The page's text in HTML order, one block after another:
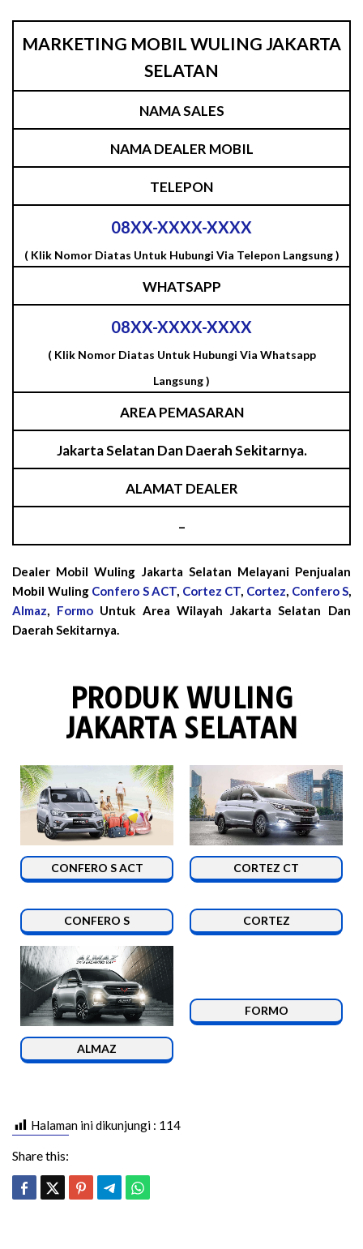
MARKETING MOBIL WULING JAKARTA
SELATAN
NAMA SALES
NAMA DEALER MOBIL
TELEPON
08XX-XXXX-XXXX
( Klik Nomor Diatas Untuk Hubungi Via Telepon Langsung )
WHATSAPP
08XX-XXXX-XXXX
( Klik Nomor Diatas Untuk Hubungi Via Whatsapp
Langsung )
AREA PEMASARAN
Jakarta Selatan Dan Daerah Sekitarnya.
ALAMAT DEALER
–
Dealer Mobil Wuling Jakarta Selatan Melayani Penjualan
Mobil Wuling Confero S ACT, Cortez CT, Cortez, Confero S,
Almaz, FormoUntuk Area Wilayah Jakarta Selatan Dan
Daerah Sekitarnya.
PRODUK WULING
JAKARTA SELATAN
CONFERO S ACT CORTEZ CT
CONFERO S CORTEZ
ALMAZ
FORMO
Halaman ini dikunjungi : 114
Share this: